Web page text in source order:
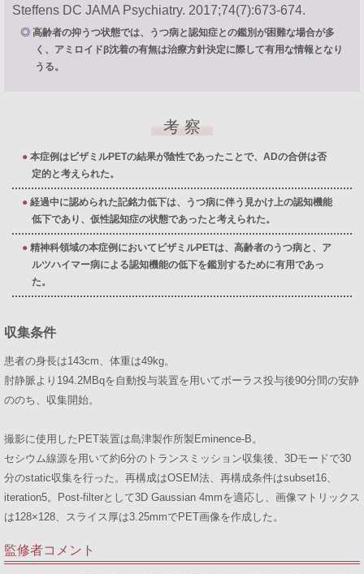
Steffens DC JAMA Psychiatry. 2017;74(7):673-674.
高齢者の抑うつ状態では、うつ病と認知症との鑑別が困難な場合が多
く、アミロイドβ沈着の有無は治療方針決定に際して有用な情報となり
うる。
考 察
本症例はビザミルPETの結果が陰性であったことで、ADの合併は否
定的と考えられた。
経過中に認められた記銘力低下は、うつ病に伴う見かけ上の認知機能
低下であり、仮性認知症の状態であったと考えられた。
精神科領域の本症例においてビザミルPETは、高齢者のうつ病と、ア
ルツハイマー病による認知機能の低下を鑑別するために有用であっ
た。
収集条件
患者の身長は143cm、体重は49kg。
肘静脈より194.2MBqを自動投与装置を用いてボーラス投与後90分間の安静
ののち、収集開始。
撮影に使用したPET装置は島津製作所製Eminence-B。
セシウム線源を用いて約6分のトランスミッション収集後、3Dモードで30
分のstatic収集を行った。再構成はOSEM法、再構成条件はsubset16、
iteration5。Post-filterとして3D Gaussian 4mmを適応し、画像マトリックス
は128×128、スライス厚は3.25mmでPET画像を作成した。
監修者コメント